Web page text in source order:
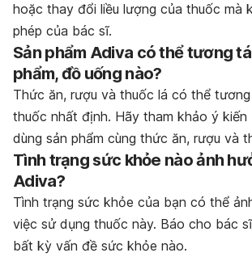
hoặc thay đổi liều lượng của thuốc mà
phép của bác sĩ.
Sản phẩm Adiva có thể tương
phẩm, đồ uống nào?
Thức ăn, rượu và thuốc lá có thể
thuốc nhất định. Hãy tham khảo ý kiến
dùng sản phẩm cùng thức ăn, rượu và
Tình trạng sức khỏe nào ảnh
Adiva?
Tình trạng sức khỏe của bạn có thể
việc sử dụng thuốc này. Báo cho bác
bất kỳ vấn đề sức khỏe nào.